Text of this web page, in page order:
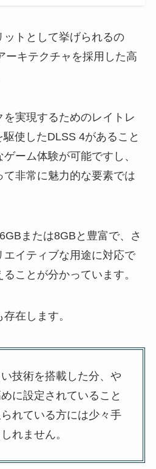
ットとして挙げられるの
ーキテクチャを採用した高
実現するためのレイトレ
使したDLSS 4があること
ーム体験が可能ですし、
て非常に魅力的な要素では
または8GBと豊富で、さ
エイティブな用途に対応で
ことが分かっています。
在します。
技術を搭載した分、や
に設定されていること
れている方には少々手
れません。